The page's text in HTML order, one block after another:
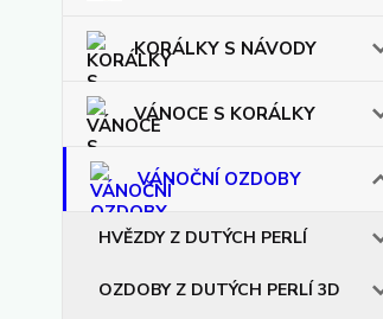
KORÁLKY S NÁVODY
VÁNOCE S KORÁLKY
VÁNOČNÍ OZDOBY
HVĚZDY Z DUTÝCH PERLÍ
OZDOBY Z DUTÝCH PERLÍ 3D